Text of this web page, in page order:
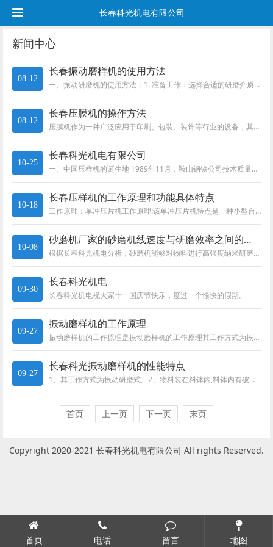
长春科光机电有限公司
新闻中心
08-12
长春振动磨样机的使用方法
一、振动研磨机的使用方法：1. 准备工作：选择合适的研磨介质，根据工件的材料和形状来确定研磨介质的大小和材质。将研磨介质...
08-12
长春压膜机的操作方法
压膜机作为一种广泛应用于印刷、包装、装饰等行业的设备，其操作方法的正确掌握对于提高工作效率和保证产品质量至关重要。以下将...
10-25
长春科光机电有限公司
一、中国压样机的诞生地 1989年11月，鞍山钢铁公司技术质量监督处朱处长来中国科学院长春光学精密机械研究...
10-18
长春压样机的工作原理和功能具体特点
工作原理：单冲压片机工作原理:该单冲压片机特点是一种小型台式电动连续压片的机器,也可以手摇，压出的药片厚度平均，光泽度高...
10-08
砂磨机厂家的砂磨机线速度与研磨效率之间的关系以及影响
根据长春科光机电分析，砂磨机能够对物料进行高强度纳米研磨或低损伤纳米分散。它的搅拌转子和无筛网离心分离器分别单独驱动，使...
09-30
长春科光机电
长春科光机电祝大家十一国庆节快乐，度过一个愉快的假期。
09-27
振动磨样机的工作原理
振动磨样机的工作原理是振动磨样机的工作原理其工作方式为振动研磨式。机器由电动机驱动，在电动机高速旋转时，安装在轴上的偏心...
09-27
长春科光振动磨样机的性能特点
1、其工作方式为振动研磨式。2、物料装在料钵内,料钵内有破碎环和破碎锤,在高速旋转中料钵形成振动和研磨功能,物料被破碎环...
首页 上一页 下一页 末页
Copyright 2020-2021 长春科光机电有限公司 All rights Reserved.
首页 电话 留言 地图